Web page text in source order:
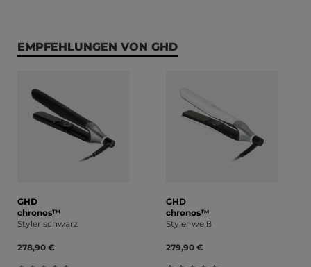
Produktgalerie überspringen
EMPFEHLUNGEN VON GHD
GHD
chronos™
Styler schwarz
278,90 €
GHD
chronos™
Styler weiß
279,90 €